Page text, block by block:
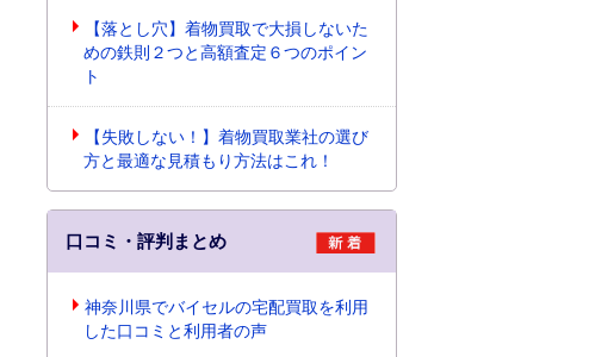
【落とし穴】着物買取で大損しないた
めの鉄則２つと高額査定６つのポイン
ト
【失敗しない！】着物買取業社の選び
方と最適な見積もり方法はこれ！
口コミ・評判まとめ
神奈川県でバイセルの宅配買取を利用
した口コミと利用者の声